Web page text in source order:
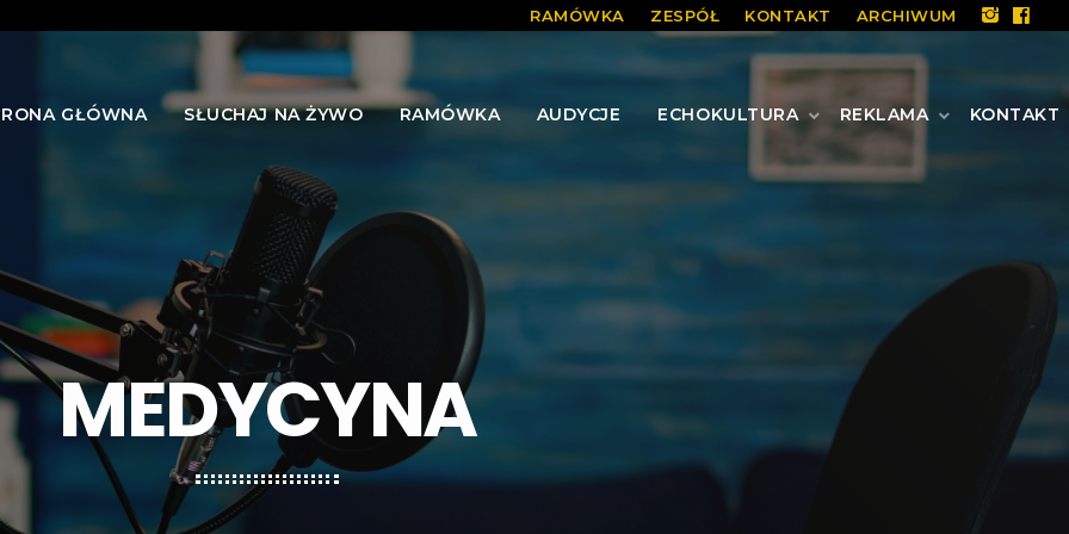
RAMÓWKA ZESPÓŁ KONTAKT ARCHIWUM
GŁÓWNA SŁUCHAJ NA ŻYWO RAMÓWKA AUDYCJE ECHOKULTURA REKLAMA KONTAKT
MEDYCYNA